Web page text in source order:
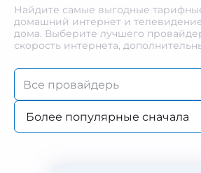
Найдите самые выгодные
домашний интернет и
дома. Выберите лучшего
скорость интернета,
Более популярные сначала